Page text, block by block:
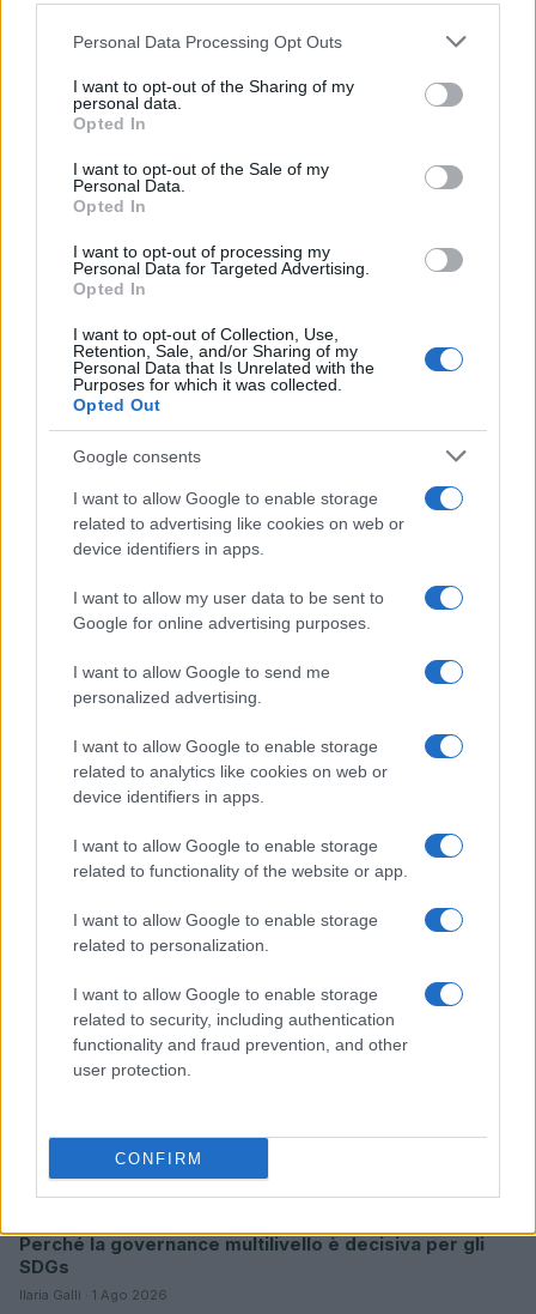
Please note that this website/app uses one or more Google
not limited to your visit or usage behaviour. You may click to
grant or deny consent to Google and its third-party tags to
use your data for below specified purposes in below Google
consent section.
Personal Data Processing Opt Outs
I want to opt-out of the Sharing of my
personal data.
Opted In
I want to opt-out of the Sale of my
Personal Data.
Opted In
I want to opt-out of processing my
Personal Data for Targeted Advertising.
Opted In
I want to opt-out of Collection, Use,
Retention, Sale, and/or Sharing of my
Personal Data that Is Unrelated with the
Purposes for which it was collected.
Opted Out
Google consents
I want to allow Google to enable storage
related to advertising like cookies on web or
device identifiers in apps.
I want to allow my user data to be sent to
Google for online advertising purposes.
I want to allow Google to send me
personalized advertising.
I want to allow Google to enable storage
related to analytics like cookies on web or
device identifiers in apps.
I want to allow Google to enable storage
related to functionality of the website or app.
I want to allow Google to enable storage
related to personalization.
I want to allow Google to enable storage
related to security, including authentication
functionality and fraud prevention, and other
user protection.
CONFIRM
SDG2 sul territorio: come connettere agricoltori,
banchi alimentari e comunità
ONU 2030
Città a zero vittime: urbanistica, limiti intelligenti e dati
Andrea Innocenti · 2 Ago 2026
Perché la governance multilivello è decisiva per gli
SDGs
Ilaria Galli · 1 Ago 2026